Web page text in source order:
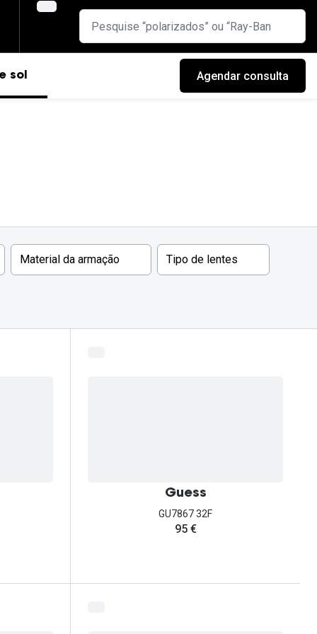
sol Agendar consulta
Material da armação Tipo de lentes
Guess
GU7867 32F
95 €